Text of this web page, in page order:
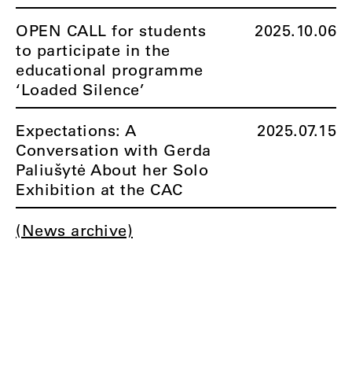
OPEN CALL for students
to participate in the
educational programme
‘Loaded Silence’
2025.10.06
Expectations: A
Conversation with Gerda
Paliušytė About her Solo
Exhibition at the CAC
2025.07.15
(News archive)